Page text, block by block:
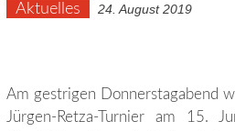
Aktuelles 24. August 2019
Am gestrigen Donnerstagabend
Jürgen-Retza-Turnier am 15.